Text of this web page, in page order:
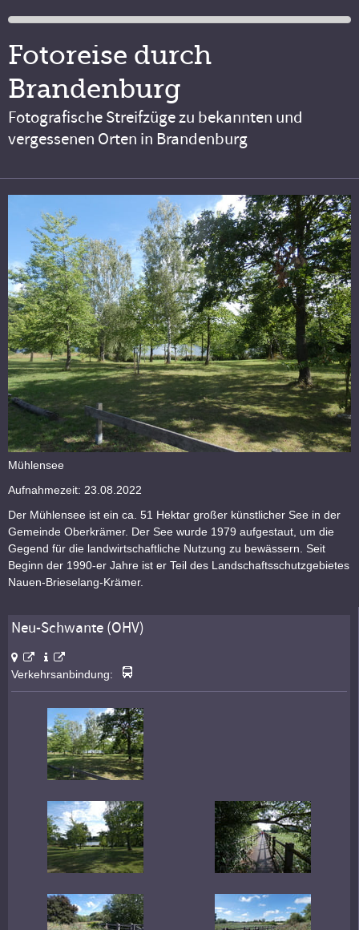
Fotoreise durch
Brandenburg
Fotografische Streifzüge zu bekannten und
vergessenen Orten in Brandenburg
Mühlensee
Aufnahmezeit: 23.08.2022
Der Mühlensee ist ein ca. 51 Hektar großer künstlicher See in der
Gemeinde Oberkrämer. Der See wurde 1979 aufgestaut, um die
Gegend für die landwirtschaftliche Nutzung zu bewässern. Seit
Beginn der 1990-er Jahre ist er Teil des Landschaftsschutzgebietes
Nauen-Brieselang-Krämer.
Neu-Schwante (OHV)
Verkehrsanbindung: